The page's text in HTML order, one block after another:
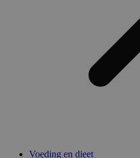
Voeding en dieet